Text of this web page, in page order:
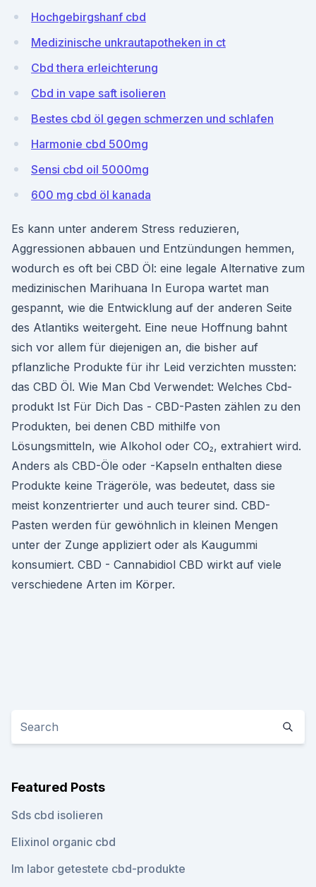
Hochgebirgshanf cbd
Medizinische unkrautapotheken in ct
Cbd thera erleichterung
Cbd in vape saft isolieren
Bestes cbd öl gegen schmerzen und schlafen
Harmonie cbd 500mg
Sensi cbd oil 5000mg
600 mg cbd öl kanada
Es kann unter anderem Stress reduzieren,
Aggressionen abbauen und Entzündungen hemmen,
wodurch es oft bei CBD Öl: eine legale Alternative zum
medizinischen Marihuana In Europa wartet man
gespannt, wie die Entwicklung auf der anderen Seite
des Atlantiks weitergeht. Eine neue Hoffnung bahnt
sich vor allem für diejenigen an, die bisher auf
pflanzliche Produkte für ihr Leid verzichten mussten:
das CBD Öl. Wie Man Cbd Verwendet: Welches Cbd-
produkt Ist Für Dich Das - CBD-Pasten zählen zu den
Produkten, bei denen CBD mithilfe von
Lösungsmitteln, wie Alkohol oder CO₂, extrahiert wird.
Anders als CBD-Öle oder -Kapseln enthalten diese
Produkte keine Trägeröle, was bedeutet, dass sie
meist konzentrierter und auch teurer sind. CBD-
Pasten werden für gewöhnlich in kleinen Mengen
unter der Zunge appliziert oder als Kaugummi
konsumiert. CBD - Cannabidiol CBD wirkt auf viele
verschiedene Arten im Körper.
Featured Posts
Sds cbd isolieren
Elixinol organic cbd
Im labor getestete cbd-produkte